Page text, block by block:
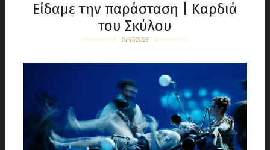
Είδαμε την παράσταση | Καρδιά
του Σκύλου
01/17/2025